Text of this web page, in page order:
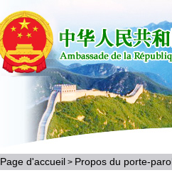
Page d'accueil > Propos du porte-